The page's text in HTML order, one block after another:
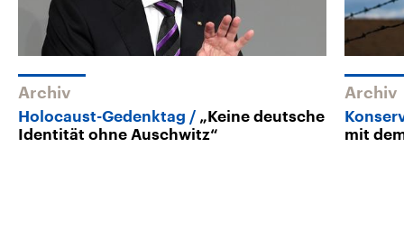
Archiv
Holocaust-Gedenktag
„Keine deutsche
Identität ohne Auschwitz“
Archiv
mit